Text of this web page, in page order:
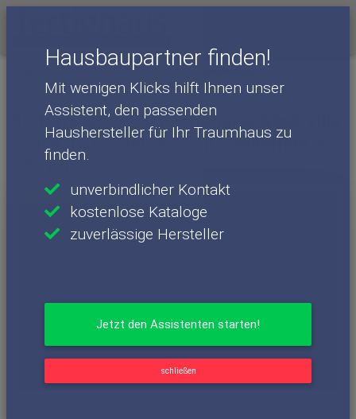
Hausbaupartner finden!
Mit wenigen Klicks hilft Ihnen unser
Assistent, den passenden
Haushersteller für Ihr Traumhaus zu
finden.
unverbindlicher Kontakt
kostenlose Kataloge
zuverlässige Hersteller
Jetzt den Assistenten starten!
schließen
Haushersteller
Schwabenhaus - Häuser
Selection-E-169 E5
Einfamilienhaus: Fertighaus-Stadtvilla
/ Villa im modernen Stil - Selection-E-
169 E5